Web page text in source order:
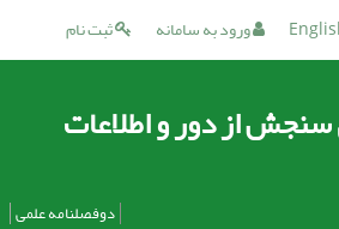
ثبت نام ورود به سامانه
از دور و اطلاعات
دوفصلنامه علمی